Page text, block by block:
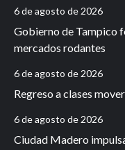
6 de agosto de 2026
Gobierno de Tampico
mercados rodantes
6 de agosto de 2026
Regreso a clases
6 de agosto de 2026
Ciudad Madero